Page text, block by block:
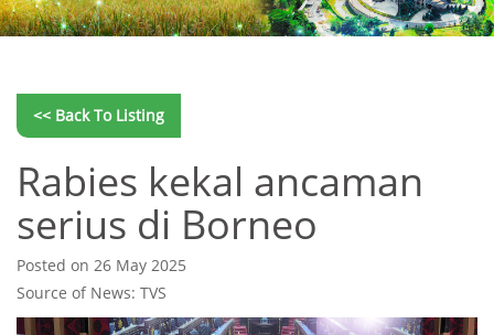
<< Back To Listing
Rabies kekal ancaman
serius di Borneo
Posted on 26 May 2025
Source of News: TVS